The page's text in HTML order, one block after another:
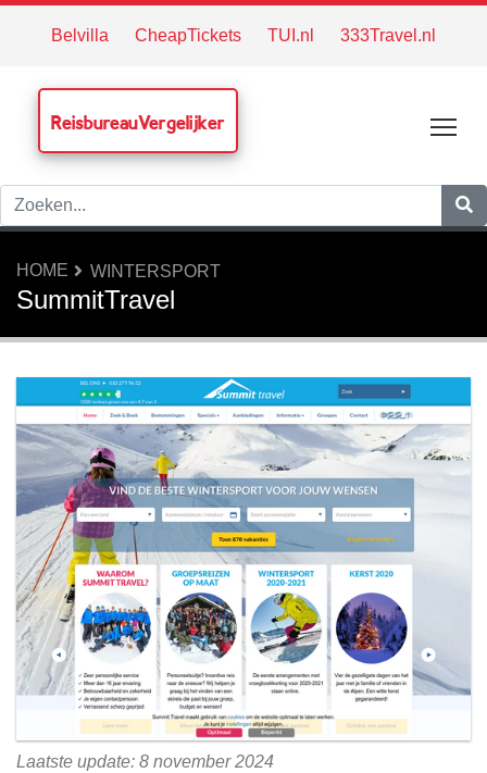
Belvilla CheapTickets TUI.nl 333Travel.nl
ReisbureauVergelijker
HOME WINTERSPORT
SummitTravel
Laatste update: 8 november 2024